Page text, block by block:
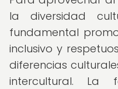
la diversidad
fundamental
inclusivo y
diferencias
intercultural. La